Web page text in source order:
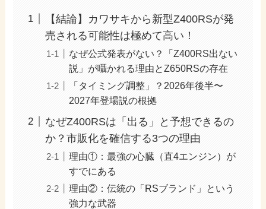
【結論】カワサキから新型Z400RSが発
売される可能性は極めて高い！
なぜ公式発表がない？「Z400RS出ない
説」が囁かれる理由とZ650RSの存在
「タイミング調整」？2026年後半〜
2027年登場説の根拠
なぜZ400RSは「出る」と予想できるの
か？市販化を確信する3つの理由
理由①：最強の心臓（直4エンジン）が
すでにある
理由②：伝統の「RSブランド」という
強力な武器